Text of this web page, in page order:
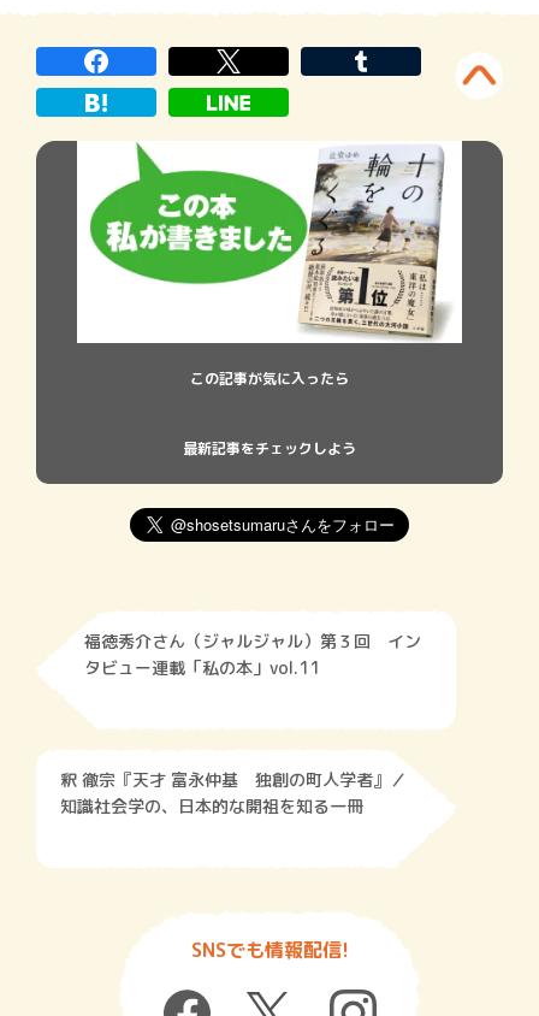
日本、優勝しました。 日本、金メダルを獲
[…]
この記事が気に入ったら
最新記事をチェックしよう
福徳秀介さん（ジャルジャル）第３回 イン
タビュー連載「私の本」vol.11
釈 徹宗『天才 富永仲基 独創の町人学者』／
知識社会学の、日本的な開祖を知る一冊
SNSでも情報配信!